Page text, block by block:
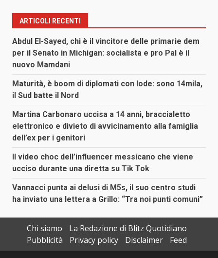
ARTICOLI RECENTI
Abdul El-Sayed, chi è il vincitore delle primarie dem
per il Senato in Michigan: socialista e pro Pal è il
nuovo Mamdani
Maturità, è boom di diplomati con lode: sono 14mila,
il Sud batte il Nord
Martina Carbonaro uccisa a 14 anni, braccialetto
elettronico e divieto di avvicinamento alla famiglia
dell’ex per i genitori
Il video choc dell’influencer messicano che viene
ucciso durante una diretta su Tik Tok
Vannacci punta ai delusi di M5s, il suo centro studi
ha inviato una lettera a Grillo: “Tra noi punti comuni”
Chi siamo
La Redazione di Blitz Quotidiano
Pubblicità
Privacy policy Disclaimer
Feed